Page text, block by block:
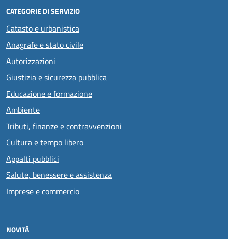
CATEGORIE DI SERVIZIO
Catasto e urbanistica
Anagrafe e stato civile
Autorizzazioni
Giustizia e sicurezza pubblica
Educazione e formazione
Ambiente
Tributi, finanze e contravvenzioni
Cultura e tempo libero
Appalti pubblici
Salute, benessere e assistenza
Imprese e commercio
NOVITÀ